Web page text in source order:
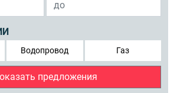
Водопровод Газ
предложения